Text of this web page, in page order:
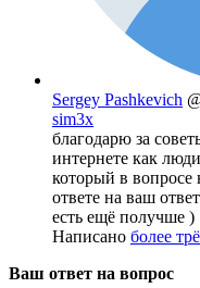
Sergey Pashkevich
sim3x
благодарю за
интернете как
который в вопросе
ответе на ваш
есть ещё получше )
Написано более
Ваш ответ на вопрос